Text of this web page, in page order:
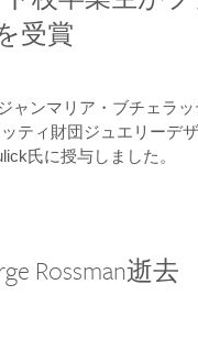
受賞
ャンマリア・ブチェラ
ッティ財団ジュエリーデ
氏に授与しました。
Rossman逝去